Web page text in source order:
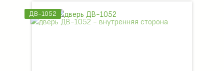
ДВ-1052